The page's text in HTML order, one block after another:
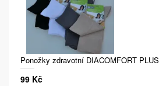
Ponožky zdravotní DIACOMFORT PLUS
99 Kč